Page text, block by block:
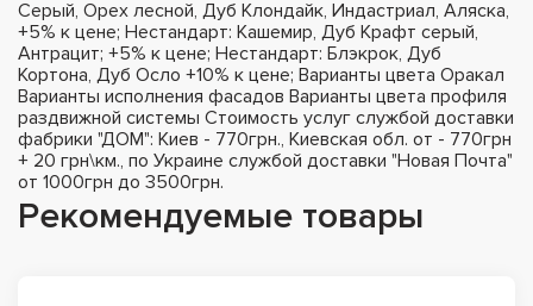
Серый, Орех лесной, Дуб Клондайк, Индастриал, Аляска,
+5% к цене; Нестандарт: Кашемир, Дуб Крафт серый,
Антрацит; +5% к цене; Нестандарт: Блэкрок, Дуб
Кортона, Дуб Осло +10% к цене; Варианты цвета Оракал
Варианты исполнения фасадов Варианты цвета профиля
раздвижной системы Стоимость услуг службой доставки
фабрики "ДОМ": Киев - 770грн., Киевская обл. от - 770грн
+ 20 грн\км., по Украине службой доставки "Новая Почта"
от 1000грн до 3500грн.
Рекомендуемые товары